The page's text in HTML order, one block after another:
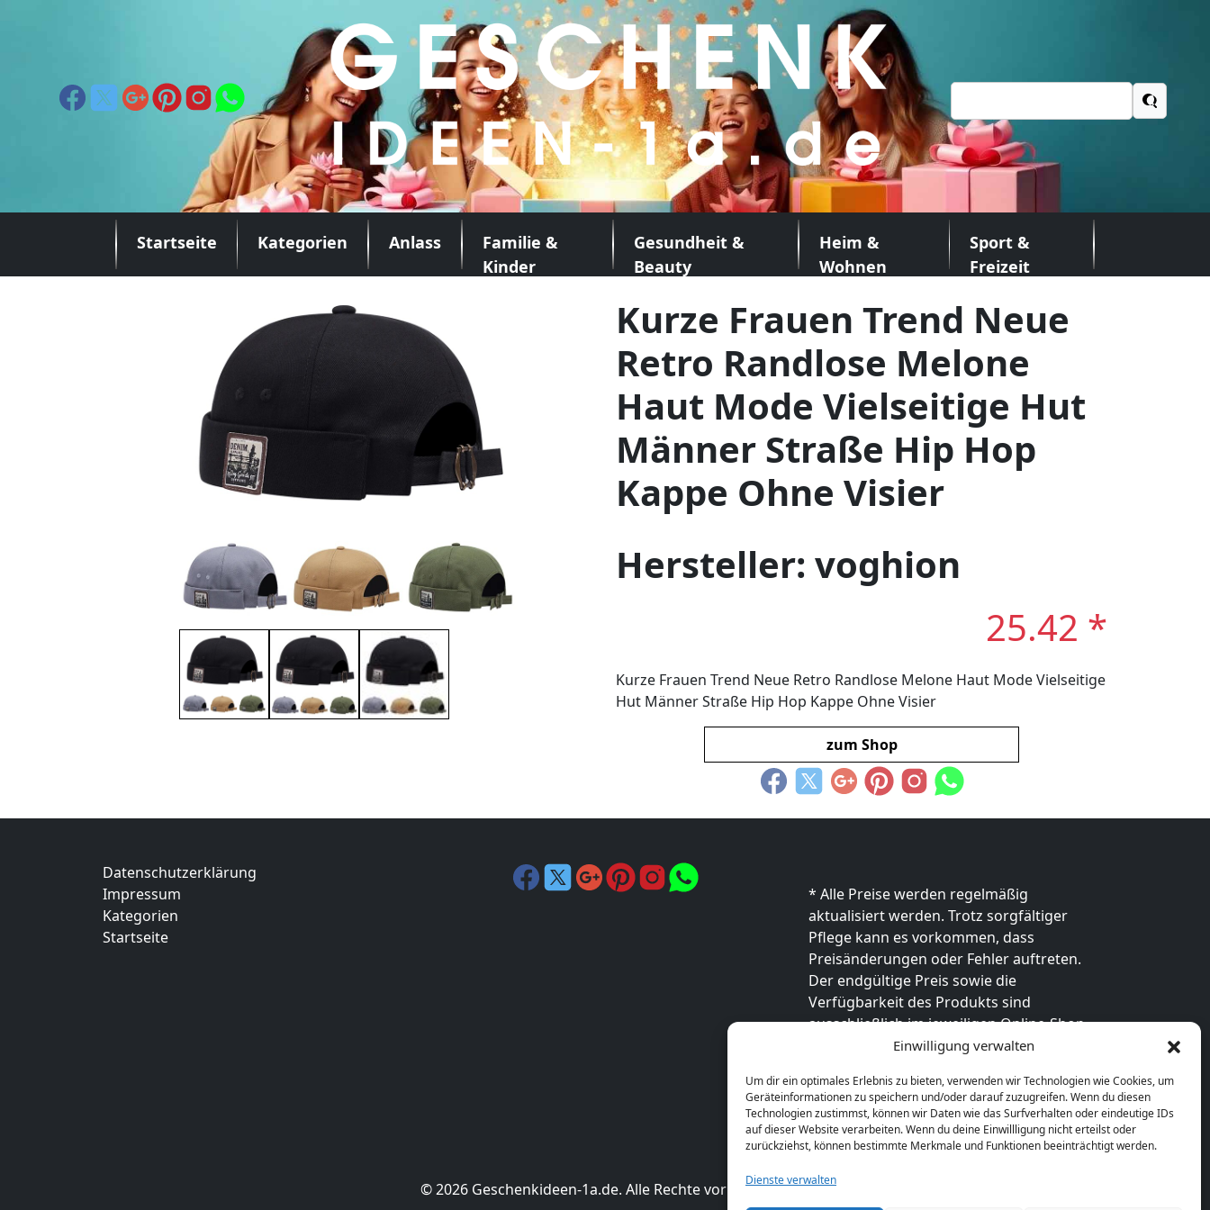
Einwilligung verwalten
Um dir ein optimales Erlebnis zu bieten, verwenden wir Technologien wie Cookies, um
Geräteinformationen zu speichern und/oder darauf zuzugreifen. Wenn du diesen
Technologien zustimmst, können wir Daten wie das Surfverhalten oder eindeutige IDs
auf dieser Website verarbeiten. Wenn du deine Einwillligung nicht erteilst oder
zurückziehst, können bestimmte Merkmale und Funktionen beeinträchtigt werden.
Dienste verwalten
nach:
Startseite Kategorien Anlass
Familie &
Kinder
Gesundheit &
Beauty
Heim &
Wohnen
Sport &
Freizeit
Kurze Frauen Trend Neue
Retro Randlose Melone
Haut Mode Vielseitige Hut
Männer Straße Hip Hop
Kappe Ohne Visier
Hersteller: voghion
25.42 *
Kurze Frauen Trend Neue Retro Randlose Melone Haut Mode Vielseitige
Hut Männer Straße Hip Hop Kappe Ohne Visier
zum Shop
Datenschutzerklärung
Impressum
Kategorien
Startseite
* Alle Preise werden regelmäßig
aktualisiert werden. Trotz sorgfältiger
Pflege kann es vorkommen, dass
Preisänderungen oder Fehler auftreten.
Der endgültige Preis sowie die
Verfügbarkeit des Produkts sind
ausschließlich im jeweiligen Online-Shop
des Anbieters verbindlich. Bitte
beim Händler.
© 2026 Geschenkideen-1a.de. Alle Rechte vorbehalten.